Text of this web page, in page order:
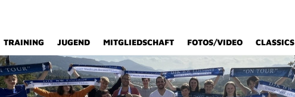
TRAINING JUGEND MITGLIEDSCHAFT FOTOS/VIDEO CLASSICS